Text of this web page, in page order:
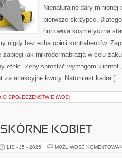
Nienaturalne dary
pierwsze skrzypce.
hurtownia kosmetyczna
nigdy bez echa opinii kontrahentów.
zabiegi jak mikrodermabrazja w celu
efekt. Żeby sprostać wymogom
za atrakcyjne kwoty. Natomiast kadra
O SPOŁECZEŃSTWIE (WOS)
KOBIET
LIS - 25 - 2025 MOŻLIWOŚĆ